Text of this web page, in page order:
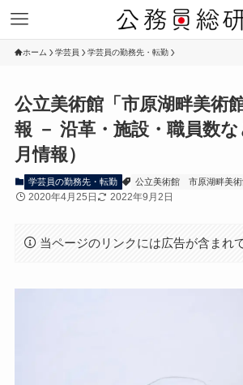
ホーム 学芸員 学芸員の勤務先・転勤
公立美術館「市原湖畔美術
報 － 沿革・施設・職員数
月情報）
学芸員の勤務先・転勤 公立美術館 市原湖畔美
2020年4月25日 2022年9月2日
当ページのリンクには広告が含まれ